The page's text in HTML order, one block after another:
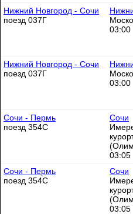
Нижний Новгород - Сочи
поезд 037Г
03:00
Нижний Новгород - Сочи
поезд 037Г
03:00
Сочи - Пермь
поезд 354С
Сочи
03:05
Сочи - Пермь
поезд 354С
Сочи
03:05